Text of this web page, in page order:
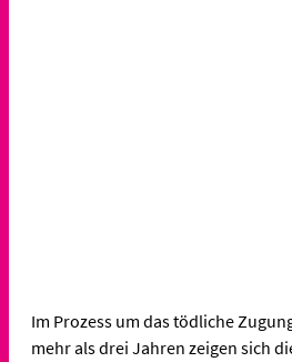
Im Prozess um das tödliche
mehr als drei Jahren zeigen sich